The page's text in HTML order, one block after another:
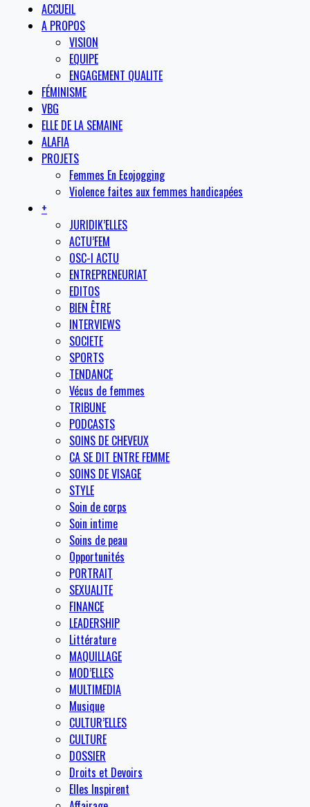
ACCUEIL
A PROPOS
VISION
EQUIPE
ENGAGEMENT QUALITE
FÉMINISME
VBG
ELLE DE LA SEMAINE
ALAFIA
PROJETS
Femmes En Ecojogging
Violence faites aux femmes handicapées
+
JURIDIK’ELLES
ACTU’FEM
OSC-I ACTU
ENTREPRENEURIAT
EDITOS
BIEN ÊTRE
INTERVIEWS
SOCIETE
SPORTS
TENDANCE
Vécus de femmes
TRIBUNE
PODCASTS
SOINS DE CHEVEUX
CA SE DIT ENTRE FEMME
SOINS DE VISAGE
STYLE
Soin de corps
Soin intime
Soins de peau
Opportunités
PORTRAIT
SEXUALITE
FINANCE
LEADERSHIP
Littérature
MAQUILLAGE
MOD’ELLES
MULTIMEDIA
Musique
CULTUR’ELLES
CULTURE
DOSSIER
Droits et Devoirs
Elles Inspirent